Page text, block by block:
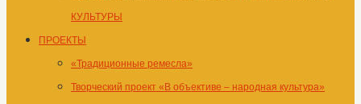
КУЛЬТУРЫ
ПРОЕКТЫ
«Традиционные ремесла»
Творческий проект «В объективе – народная культура»